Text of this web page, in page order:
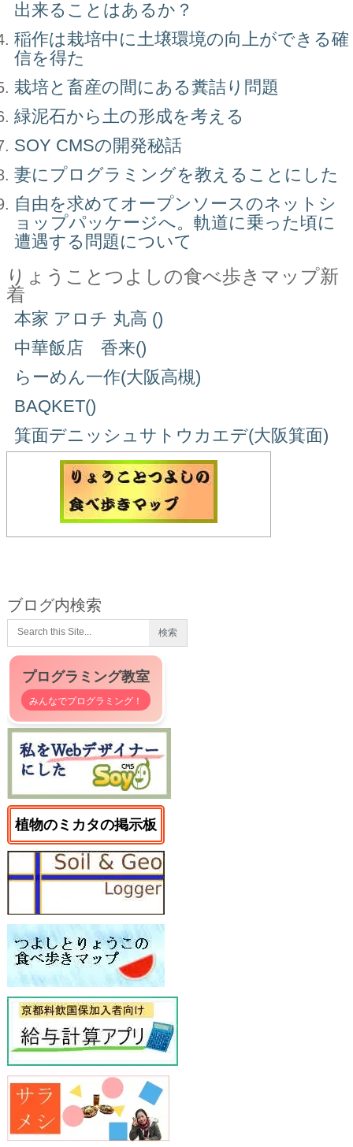
出来ることはあるか？
稲作は栽培中に土壌環境の向上ができる確
信を得た
栽培と畜産の間にある糞詰り問題
緑泥石から土の形成を考える
SOY CMSの開発秘話
妻にプログラミングを教えることにした
自由を求めてオープンソースのネットシ
ョップパッケージへ。軌道に乗った頃に
遭遇する問題について
りょうことつよしの食べ歩きマップ新
着
本家 アロチ 丸高 ()
中華飯店 香来()
らーめん一作(大阪高槻)
BAQKET()
箕面デニッシュサトウカエデ(大阪箕面)
ブログ内検索
プログラミング教室
みんなでプログラミング！
植物のミカタの掲示板